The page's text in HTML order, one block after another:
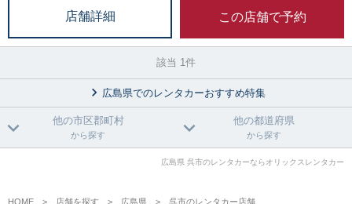
店舗詳細 この店舗で予約
該当 1件
広島県でのレンタカーおすすめ特集
他の市区郡町村
から探す
他の都道府県
から探す
広島県 呉市のレンタカーならオリックスレンタカー
HOME 店舗を探す 広島県 呉市のレンタカー店舗